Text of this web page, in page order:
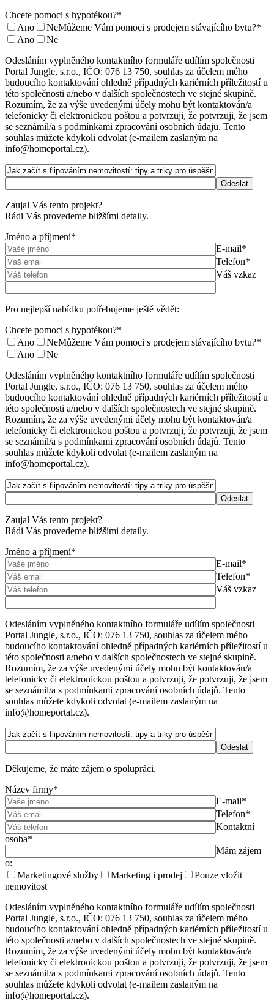
Chcete pomoci s hypotékou?*
Ano
NeMůžeme Vám pomoci s prodejem stávajícího bytu?*
Ano
Ne
Odesláním vyplněného kontaktního formuláře udílím společnosti
Portal Jungle, s.r.o., IČO: 076 13 750, souhlas za účelem mého
budoucího kontaktování ohledně případných kariérních příležitostí u
této společnosti a/nebo v dalších společnostech ve stejné skupině.
Rozumím, že za výše uvedenými účely mohu být kontaktován/a
telefonicky či elektronickou poštou a potvrzuji, že potvrzuji, že jsem
se seznámil/a s podmínkami zpracování osobních údajů. Tento
souhlas můžete kdykoli odvolat (e-mailem zaslaným na
info@homeportal.cz).
Zaujal Vás tento projekt?
Rádi Vás provedeme bližšími detaily.
Jméno a příjmení*
E-mail*
Telefon*
Váš vzkaz
Pro nejlepší nabídku potřebujeme ještě vědět:
Chcete pomoci s hypotékou?*
Ano
NeMůžeme Vám pomoci s prodejem stávajícího bytu?*
Ano
Ne
Odesláním vyplněného kontaktního formuláře udílím společnosti
Portal Jungle, s.r.o., IČO: 076 13 750, souhlas za účelem mého
budoucího kontaktování ohledně případných kariérních příležitostí u
této společnosti a/nebo v dalších společnostech ve stejné skupině.
Rozumím, že za výše uvedenými účely mohu být kontaktován/a
telefonicky či elektronickou poštou a potvrzuji, že potvrzuji, že jsem
se seznámil/a s podmínkami zpracování osobních údajů. Tento
souhlas můžete kdykoli odvolat (e-mailem zaslaným na
info@homeportal.cz).
Zaujal Vás tento projekt?
Rádi Vás provedeme bližšími detaily.
Jméno a příjmení*
E-mail*
Telefon*
Váš vzkaz
Odesláním vyplněného kontaktního formuláře udílím společnosti
Portal Jungle, s.r.o., IČO: 076 13 750, souhlas za účelem mého
budoucího kontaktování ohledně případných kariérních příležitostí u
této společnosti a/nebo v dalších společnostech ve stejné skupině.
Rozumím, že za výše uvedenými účely mohu být kontaktován/a
telefonicky či elektronickou poštou a potvrzuji, že potvrzuji, že jsem
se seznámil/a s podmínkami zpracování osobních údajů. Tento
souhlas můžete kdykoli odvolat (e-mailem zaslaným na
info@homeportal.cz).
Děkujeme, že máte zájem o spolupráci.
Název firmy*
E-mail*
Telefon*
Kontaktní
osoba*
Mám zájem
o:
Marketingové služby
Marketing i prodej
Pouze vložit
nemovitost
Odesláním vyplněného kontaktního formuláře udílím společnosti
Portal Jungle, s.r.o., IČO: 076 13 750, souhlas za účelem mého
budoucího kontaktování ohledně případných kariérních příležitostí u
této společnosti a/nebo v dalších společnostech ve stejné skupině.
Rozumím, že za výše uvedenými účely mohu být kontaktován/a
telefonicky či elektronickou poštou a potvrzuji, že potvrzuji, že jsem
se seznámil/a s podmínkami zpracování osobních údajů. Tento
souhlas můžete kdykoli odvolat (e-mailem zaslaným na
info@homeportal.cz).